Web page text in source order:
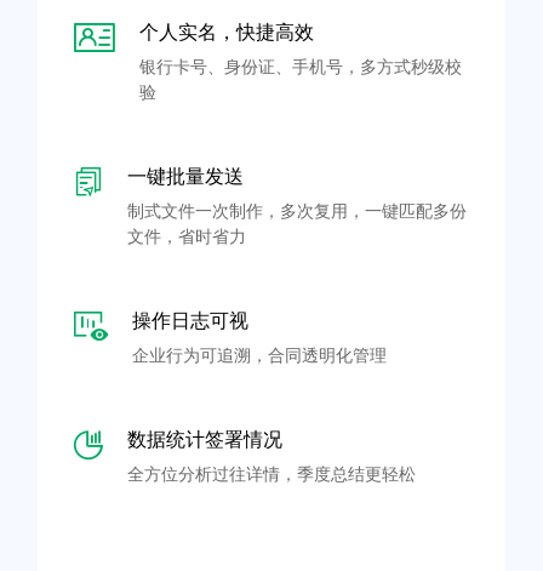
个人实名，快捷高效
银行卡号、身份证、手机号，多方式秒级校
验
一键批量发送
制式文件一次制作，多次复用，一键匹配多份
文件，省时省力
操作日志可视
企业行为可追溯，合同透明化管理
数据统计签署情况
全方位分析过往详情，季度总结更轻松